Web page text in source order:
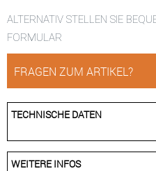
ALTERNATIV STELLEN SIE
FORMULAR
FRAGEN ZUM ARTIKEL?
TECHNISCHE DATEN
WEITERE INFOS